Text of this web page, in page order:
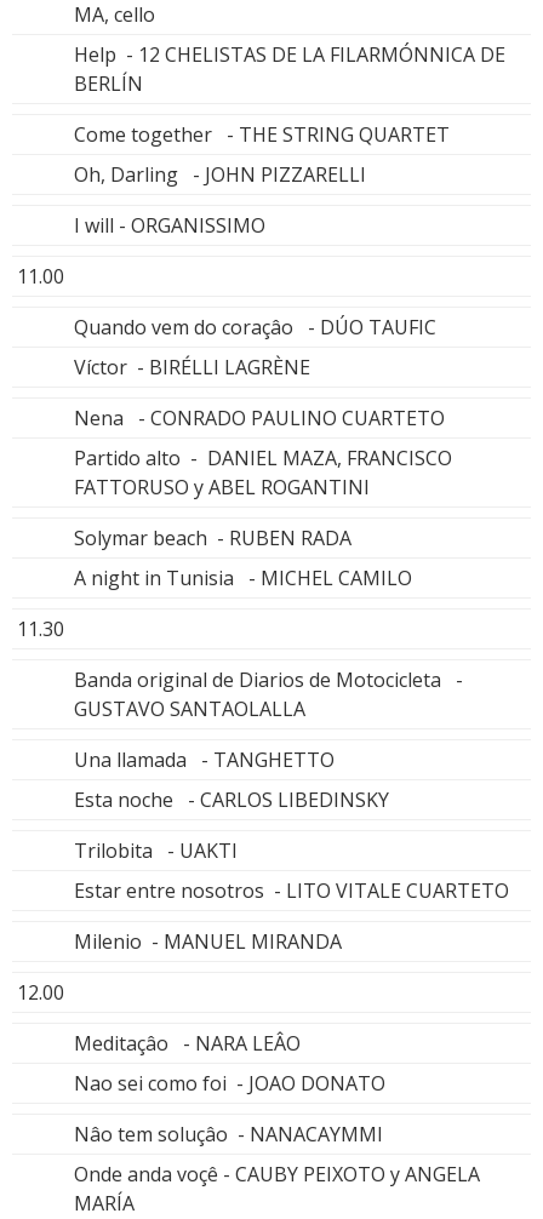
MA, cello
Help - 12 CHELISTAS DE LA FILARMÓNNICA DE
BERLÍN
Come together - THE STRING QUARTET
Oh, Darling - JOHN PIZZARELLI
I will - ORGANISSIMO
11.00
Quando vem do coraçâo - DÚO TAUFIC
Víctor - BIRÉLLI LAGRÈNE
Nena - CONRADO PAULINO CUARTETO
Partido alto - DANIEL MAZA, FRANCISCO
FATTORUSO y ABEL ROGANTINI
Solymar beach - RUBEN RADA
A night in Tunisia - MICHEL CAMILO
11.30
Banda original de Diarios de Motocicleta -
GUSTAVO SANTAOLALLA
Una llamada - TANGHETTO
Esta noche - CARLOS LIBEDINSKY
Trilobita - UAKTI
Estar entre nosotros - LITO VITALE CUARTETO
Milenio - MANUEL MIRANDA
12.00
Meditaçâo - NARA LEÂO
Nao sei como foi - JOAO DONATO
Nâo tem soluçâo - NANACAYMMI
Onde anda voçê - CAUBY PEIXOTO y ANGELA
MARÍA